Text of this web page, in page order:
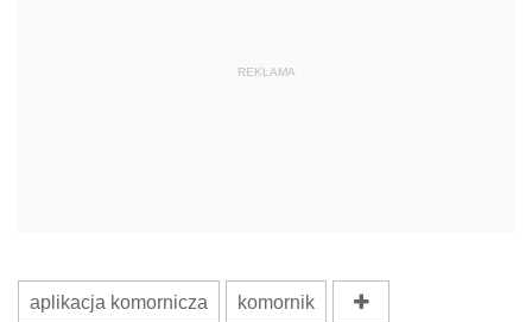
REKLAMA
aplikacja komornicza komornik